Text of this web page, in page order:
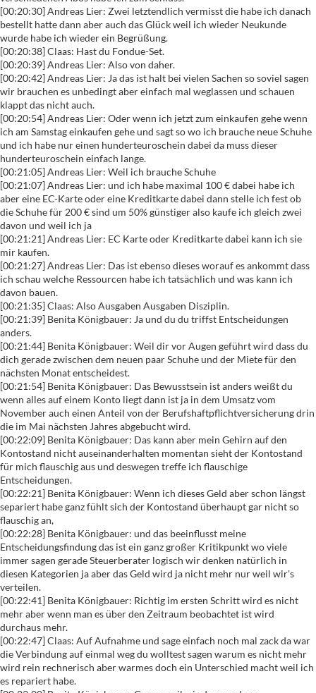
[00:20:30] Andreas Lier: Zwei letztendlich vermisst die habe ich danach
bestellt hatte dann aber auch das Glück weil ich wieder Neukunde
wurde habe ich wieder ein Begrüßung.
[00:20:38] Claas: Hast du Fondue-Set.
[00:20:39] Andreas Lier: Also von daher.
[00:20:42] Andreas Lier: Ja das ist halt bei vielen Sachen so soviel sagen
wir brauchen es unbedingt aber einfach mal weglassen und schauen
klappt das nicht auch.
[00:20:54] Andreas Lier: Oder wenn ich jetzt zum einkaufen gehe wenn
ich am Samstag einkaufen gehe und sagt so wo ich brauche neue Schuhe
und ich habe nur einen hunderteuroschein dabei da muss dieser
hunderteuroschein einfach lange.
[00:21:05] Andreas Lier: Weil ich brauche Schuhe
[00:21:07] Andreas Lier: und ich habe maximal 100 € dabei habe ich
aber eine EC-Karte oder eine Kreditkarte dabei dann stelle ich fest ob
die Schuhe für 200 € sind um 50% günstiger also kaufe ich gleich zwei
davon und weil ich ja
[00:21:21] Andreas Lier: EC Karte oder Kreditkarte dabei kann ich sie
mir kaufen.
[00:21:27] Andreas Lier: Das ist ebenso dieses worauf es ankommt dass
ich schau welche Ressourcen habe ich tatsächlich und was kann ich
davon bauen.
[00:21:35] Claas: Also Ausgaben Ausgaben Disziplin.
[00:21:39] Benita Königbauer: Ja und du du triffst Entscheidungen
anders.
[00:21:44] Benita Königbauer: Weil dir vor Augen geführt wird dass du
dich gerade zwischen dem neuen paar Schuhe und der Miete für den
nächsten Monat entscheidest.
[00:21:54] Benita Königbauer: Das Bewusstsein ist anders weißt du
wenn alles auf einem Konto liegt dann ist ja in dem Umsatz vom
November auch einen Anteil von der Berufshaftpflichtversicherung drin
die im Mai nächsten Jahres abgebucht wird.
[00:22:09] Benita Königbauer: Das kann aber mein Gehirn auf den
Kontostand nicht auseinanderhalten momentan sieht der Kontostand
für mich flauschig aus und deswegen treffe ich flauschige
Entscheidungen.
[00:22:21] Benita Königbauer: Wenn ich dieses Geld aber schon längst
separiert habe ganz fühlt sich der Kontostand überhaupt gar nicht so
flauschig an,
[00:22:28] Benita Königbauer: und das beeinflusst meine
Entscheidungsfindung das ist ein ganz großer Kritikpunkt wo viele
immer sagen gerade Steuerberater logisch wir denken natürlich in
diesen Kategorien ja aber das Geld wird ja nicht mehr nur weil wir's
verteilen.
[00:22:41] Benita Königbauer: Richtig im ersten Schritt wird es nicht
mehr aber wenn man es über den Zeitraum beobachtet ist wird
durchaus mehr.
[00:22:47] Claas: Auf Aufnahme und sage einfach noch mal zack da war
die Verbindung auf einmal weg du wolltest sagen warum es nicht mehr
wird rein rechnerisch aber warmes doch ein Unterschied macht weil ich
es repariert habe.